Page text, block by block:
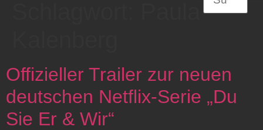
Offizieller Trailer zur neuen
deutschen Netflix-Serie „Du
Sie Er & Wir“